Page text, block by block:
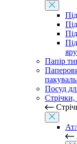
Папір
Посуд